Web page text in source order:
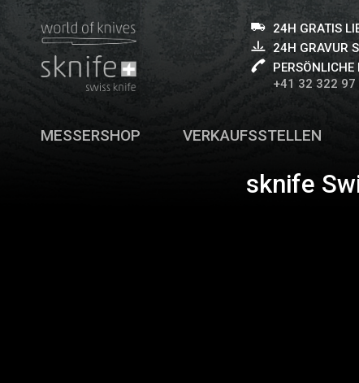
24H GRATIS
24H GRAVUR
PERSÖNLICHE
+41 32 322 97
MESSERSHOP VERKAUFSSTELLEN
sknife